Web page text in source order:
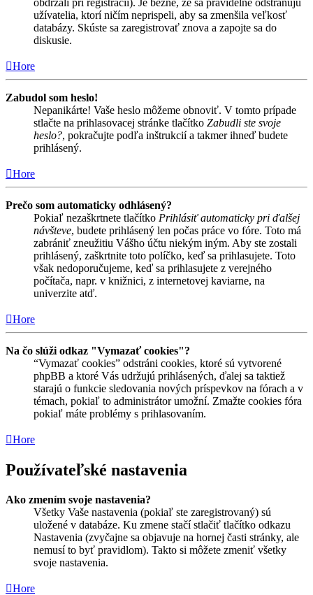
obdržali pri registrácií). Je bežné, že sa pravidelne odstraňujú
užívatelia, ktorí ničím neprispeli, aby sa zmenšila veľkosť
databázy. Skúste sa zaregistrovať znova a zapojte sa do
diskusie.
Hore
Zabudol som heslo!
Nepanikárte! Vaše heslo môžeme obnoviť. V tomto prípade
stlačte na prihlasovacej stránke tlačítko Zabudli ste svoje
heslo?, pokračujte podľa inštrukcií a takmer ihneď budete
prihlásený.
Hore
Prečo som automaticky odhlásený?
Pokiaľ nezaškrtnete tlačítko Prihlásiť automaticky pri ďalšej
návšteve, budete prihlásený len počas práce vo fóre. Toto má
zabrániť zneužitiu Vášho účtu niekým iným. Aby ste zostali
prihlásený, zaškrtnite toto políčko, keď sa prihlasujete. Toto
však nedoporučujeme, keď sa prihlasujete z verejného
počítača, napr. v knižnici, z internetovej kaviarne, na
univerzite atď.
Hore
Na čo slúži odkaz "Vymazať cookies"?
“Vymazať cookies” odstráni cookies, ktoré sú vytvorené
phpBB a ktoré Vás udržujú prihlásených, ďalej sa taktiež
starajú o funkcie sledovania nových príspevkov na fórach a v
témach, pokiaľ to administrátor umožní. Zmažte cookies fóra
pokiaľ máte problémy s prihlasovaním.
Hore
Používateľské nastavenia
Ako zmením svoje nastavenia?
Všetky Vaše nastavenia (pokiaľ ste zaregistrovaný) sú
uložené v databáze. Ku zmene stačí stlačiť tlačítko odkazu
Nastavenia (zvyčajne sa objavuje na hornej časti stránky, ale
nemusí to byť pravidlom). Takto si môžete zmeniť všetky
svoje nastavenia.
Hore